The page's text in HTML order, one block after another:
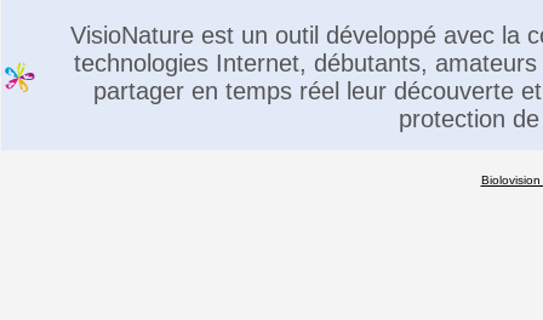
VisioNature est un outil développé avec la
technologies Internet, débutants,
partager en temps réel leur découverte
protection
Biolovision